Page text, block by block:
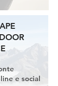
e social